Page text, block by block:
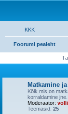
KKK
Foorumi pealeht
Matkamine
Kõik mis on
korraldamine jne.
Moderaator: volli
Teemasid: 25